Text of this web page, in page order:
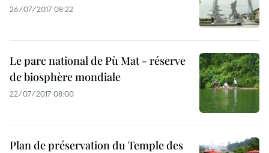
26/07/2017 08:22
Le parc national de Pù Mat - réserve
de biosphère mondiale
22/07/2017 08:00
Plan de préservation du Temple des